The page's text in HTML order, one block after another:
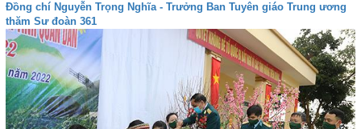
Đồng chí Nguyễn Trọng Nghĩa - Trưởng Ban Tuyên giáo Trung ương
thăm Sư đoàn 361